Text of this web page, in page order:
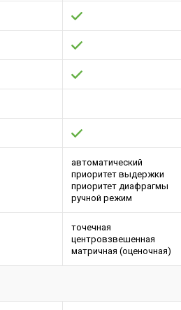
автоматический
приоритет выдержки
приоритет диафрагмы
ручной режим
точечная
центровзвешенная
матричная (оценочная)